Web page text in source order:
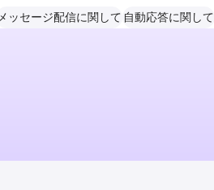
メッセージ配信に関して 自動応答に関して